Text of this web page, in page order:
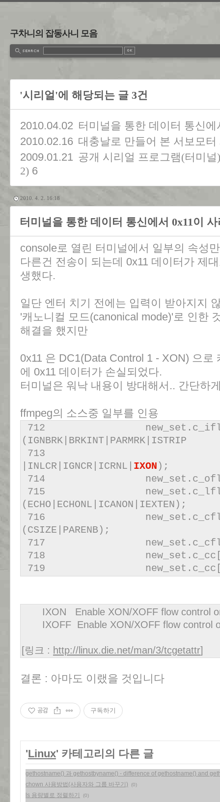
구차니의 잡동사니 모음
'시리얼'에 해당되는 글 3건
2010.04.02 터미널을 통한 데이터 통신
2010.02.16 대충날로 만들어 본 서보모터
2009.01.21 공개 시리얼 프로그램(터미널
2) 6
2010. 4. 2. 16:18
터미널을 통한 데이터 통신에서 0x11이
console로 열린 터미널에서 일부의 속성
다른건 전송이 되는데 0x11 데이터가 제
생했다.
일단 엔터 치기 전에는 입력이 받아지지
'캐노니컬 모드(canonical mode)'로 인한
해결을 했지만
0x11 은 DC1(Data Control 1 - XON) 으
에 0x11 데이터가 손실되었다.
터미널은 워낙 내용이 방대해서.. 간단하
ffmpeg의 소스중 일부를 인용
712 new_set.c_iflag
(IGNBRK|BRKINT|PARMRK|ISTRIP
|INLCR|IGNCR|ICRNL| IXON );
714 new_set.c_oflag
715 new_set.c_lflag
(ECHO|ECHONL|ICANON|IEXTEN);
716 new_set.c_cflag
(CSIZE|PARENB);
717 new_set.c_cflag
718
719
IXON Enable XON/XOFF flow control
IXOFF Enable XON/XOFF flow control
[링크 : http://linux.die.net/man/3/tcgetattr]
결론 : 아마도 이랬을 것입니다
공감 구독하기
'Linux' 카테고리의 다른 글
gethostname() 과 gethostbyname() - difference of gethostname() and
chown 사용방법(사용자와 그룹 바꾸기)
(0)
ls 용량별로 정렬하기 (0)